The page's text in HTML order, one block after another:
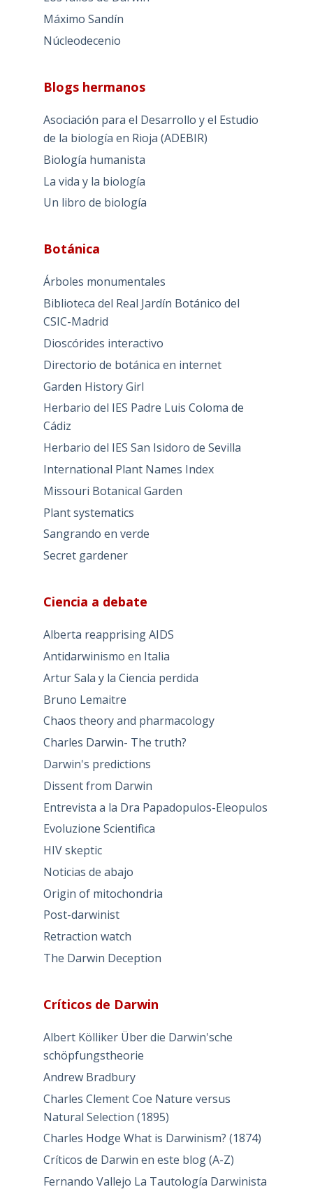
Máximo Sandín
Núcleodecenio
Blogs hermanos
Asociación para el Desarrollo y el Estudio
de la biología en Rioja (ADEBIR)
Biología humanista
La vida y la biología
Un libro de biología
Botánica
Árboles monumentales
Biblioteca del Real Jardín Botánico del
CSIC-Madrid
Dioscórides interactivo
Directorio de botánica en internet
Garden History Girl
Herbario del IES Padre Luis Coloma de
Cádiz
Herbario del IES San Isidoro de Sevilla
International Plant Names Index
Missouri Botanical Garden
Plant systematics
Sangrando en verde
Secret gardener
Ciencia a debate
Alberta reapprising AIDS
Antidarwinismo en Italia
Artur Sala y la Ciencia perdida
Bruno Lemaitre
Chaos theory and pharmacology
Charles Darwin- The truth?
Darwin's predictions
Dissent from Darwin
Entrevista a la Dra Papadopulos-Eleopulos
Evoluzione Scientifica
HIV skeptic
Noticias de abajo
Origin of mitochondria
Post-darwinist
Retraction watch
The Darwin Deception
Críticos de Darwin
Albert Kölliker Über die Darwin'sche
schöpfungstheorie
Andrew Bradbury
Charles Clement Coe Nature versus
Natural Selection (1895)
Charles Hodge What is Darwinism? (1874)
Críticos de Darwin en este blog (A-Z)
Fernando Vallejo La Tautología Darwinista